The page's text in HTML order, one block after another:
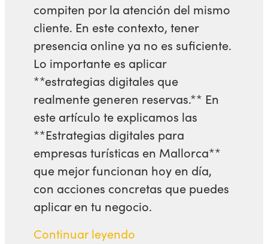
compiten por la atención del mismo
cliente. En este contexto, tener
presencia online ya no es suficiente.
Lo importante es aplicar
**estrategias digitales que
realmente generen reservas.** En
este artículo te explicamos las
**Estrategias digitales para
empresas turísticas en Mallorca**
que mejor funcionan hoy en día,
con acciones concretas que puedes
aplicar en tu negocio.
Continuar leyendo